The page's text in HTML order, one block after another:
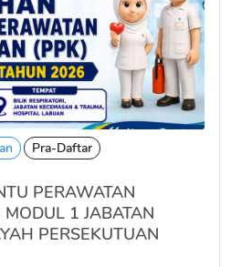
Pra-Daftar
PERAWATAN
1 JABATAN
PERSEKUTUAN